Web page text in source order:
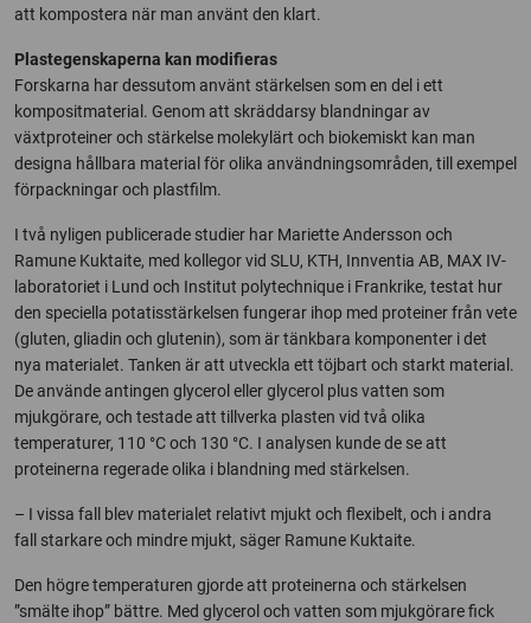
att kompostera när man använt den klart.
Plastegenskaperna kan modifieras
Forskarna har dessutom använt stärkelsen som en del i ett
kompositmaterial. Genom att skräddarsy blandningar av
växtproteiner och stärkelse molekylärt och biokemiskt kan man
designa hållbara material för olika användningsområden, till exempel
förpackningar och plastfilm.
I två nyligen publicerade studier har Mariette Andersson och
Ramune Kuktaite, med kollegor vid SLU, KTH, Innventia AB, MAX IV-
laboratoriet i Lund och Institut polytechnique i Frankrike, testat hur
den speciella potatisstärkelsen fungerar ihop med proteiner från vete
(gluten, gliadin och glutenin), som är tänkbara komponenter i det
nya materialet. Tanken är att utveckla ett töjbart och starkt material.
De använde antingen glycerol eller glycerol plus vatten som
mjukgörare, och testade att tillverka plasten vid två olika
temperaturer, 110 °C och 130 °C. I analysen kunde de se att
proteinerna regerade olika i blandning med stärkelsen.
– I vissa fall blev materialet relativt mjukt och flexibelt, och i andra
fall starkare och mindre mjukt, säger Ramune Kuktaite.
Den högre temperaturen gjorde att proteinerna och stärkelsen
”smälte ihop” bättre. Med glycerol och vatten som mjukgörare fick